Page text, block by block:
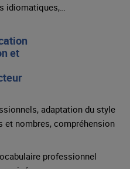
idiomatiques,…
et
adaptation du style
et nombres, compréhension
professionnel